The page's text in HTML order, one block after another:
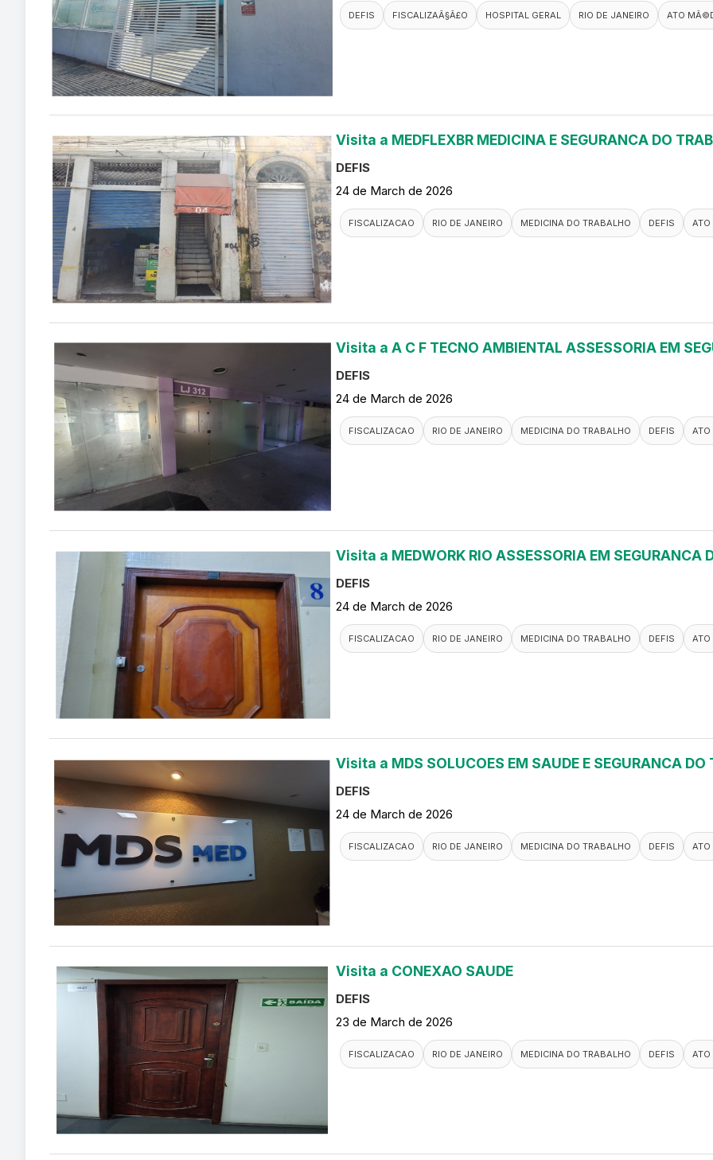
DEFIS FISCALIZAÃ§Ã£O HOSPITAL GERAL RIO DE JANEIRO ATO
Visita a MEDFLEXBR MEDICINA E SEGURANCA DO
DEFIS
24 de March de 2026
FISCALIZACAO RIO DE JANEIRO MEDICINA DO TRABALHO DEFIS ATO
Visita a A C F TECNO AMBIENTAL ASSESSORIA EM
DEFIS
24 de March de 2026
FISCALIZACAO RIO DE JANEIRO MEDICINA DO TRABALHO DEFIS ATO
Visita a MEDWORK RIO ASSESSORIA EM SEGURANCA
DEFIS
24 de March de 2026
FISCALIZACAO RIO DE JANEIRO MEDICINA DO TRABALHO DEFIS ATO
Visita a MDS SOLUCOES EM SAUDE E SEGURANCA DO
DEFIS
24 de March de 2026
FISCALIZACAO RIO DE JANEIRO MEDICINA DO TRABALHO DEFIS ATO
Visita a CONEXAO SAUDE
DEFIS
23 de March de 2026
FISCALIZACAO RIO DE JANEIRO MEDICINA DO TRABALHO DEFIS ATO